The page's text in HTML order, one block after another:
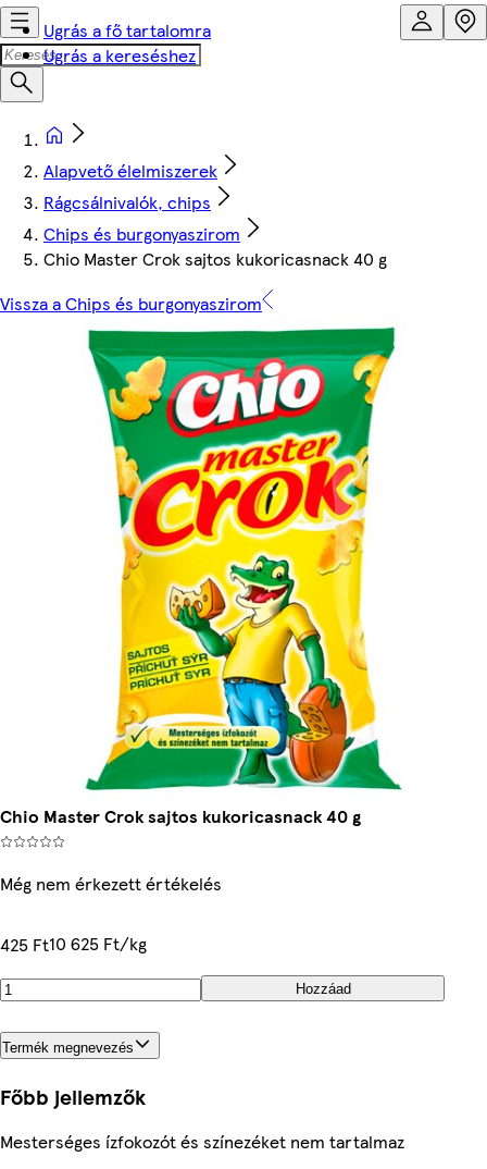
Ugrás a fő tartalomra
Ugrás a kereséshez
Alapvető élelmiszerek
Rágcsálnivalók, chips
Chips és burgonyaszirom
Chio Master Crok sajtos kukoricasnack 40 g
Vissza a Chips és burgonyaszirom
Chio Master Crok sajtos kukoricasnack 40 g
Még nem érkezett értékelés
425 Ft10 625 Ft/kg
Hozzáad
Termék megnevezés
Főbb jellemzők
Mesterséges ízfokozót és színezéket nem tartalmaz